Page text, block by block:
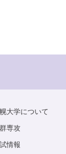
大学について
専攻
情報